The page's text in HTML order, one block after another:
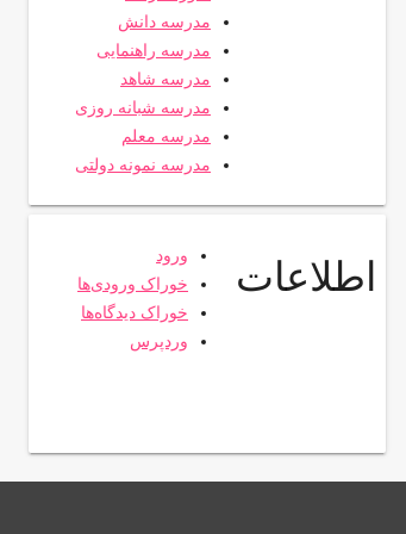
مدرسه دانش
مدرسه راهنمایی
مدرسه شاهد
مدرسه شبانه روزی
مدرسه معلم
مدرسه نمونه دولتی
اطلاعات
ورود
خوراک ورودی‌ها
خوراک دیدگاه‌ها
وردپرس